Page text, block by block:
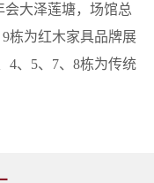
会大泽莲塘，场馆总
栋为红木家具品牌展
4、5、7、8栋为传统